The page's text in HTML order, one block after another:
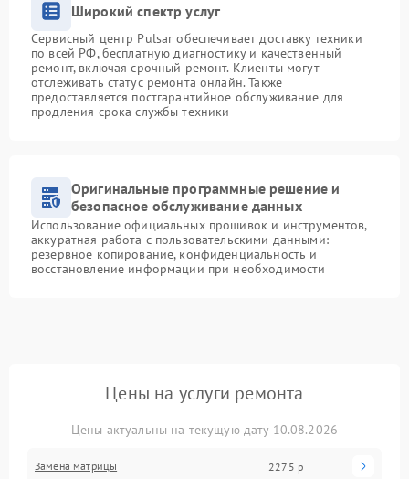
Широкий спектр услуг
Сервисный центр Pulsar обеспечивает доставку техники
по всей РФ, бесплатную диагностику и качественный
ремонт, включая срочный ремонт. Клиенты могут
отслеживать статус ремонта онлайн. Также
предоставляется постгарантийное обслуживание для
продления срока службы техники
Оригинальные программные решение и
безопасное обслуживание данных
Использование официальных прошивок и инструментов,
аккуратная работа с пользовательскими данными:
резервное копирование, конфиденциальность и
восстановление информации при необходимости
Цены на услуги ремонта
Цены актуальны на текущую дату 10.08.2026
Замена матрицы 2275 р